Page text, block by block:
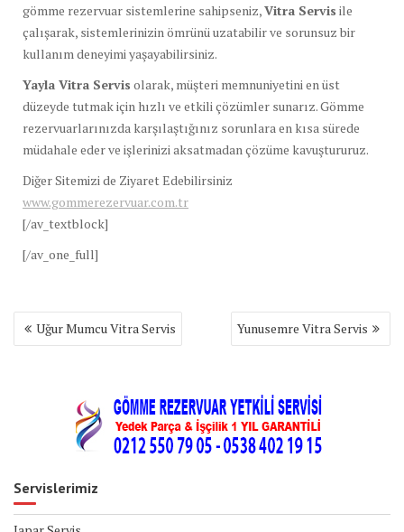
gömme rezervuar sistemlerine sahipseniz,Vitra Servis ile
çalışarak, sistemlerinizin ömrünü uzatabilir ve sorunsuz bir
kullanım deneyimi yaşayabilirsiniz.
Yayla Vitra Servis olarak, müşteri memnuniyetini en üst
düzeyde tutmak için hızlı ve etkili çözümler sunarız. Gömme
rezervuarlarınızda karşılaştığınız sorunlara en kısa sürede
müdahale eder ve işlerinizi aksatmadan çözüme kavuştururuz.
Diğer Sitemizi de Ziyaret Edebilirsiniz
www.gommerezervuar.com.tr
[/av_textblock]
[/av_one_full]
Yazı
gezinmesi
Uğur Mumcu Vitra Servis Yunusemre Vitra Servis
Servislerimiz